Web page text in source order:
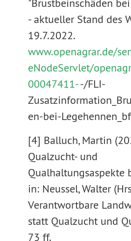
"Brustbeinschäden
- aktueller Stand des
19.7.2022.
www.openagrar.de/
eNodeServlet/
00047411--/FLI-
en-bei-
[4] Balluch, Martin
Qualzucht- und
Qualhaltungsaspekte
in: Neussel, Walter
Verantwortbare
statt Qualzucht und
73 ff.